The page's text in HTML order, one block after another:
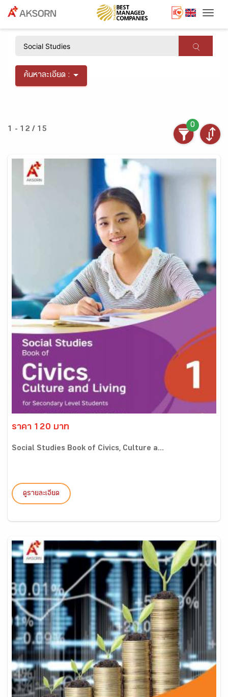
ค้นหาละเอียด :
1 - 12 / 15
0
ราคา 120 บาท
Social Studies Book of Civics, Culture a...
ดูรายละเอียด